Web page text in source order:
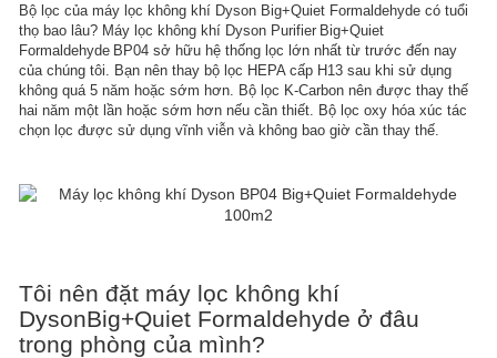
Bộ lọc của máy lọc không khí Dyson Big+Quiet Formaldehyde có tuổi
thọ bao lâu?​ Máy lọc không khí Dyson Purifier Big+Quiet
Formaldehyde BP04 sở hữu hệ thống lọc lớn nhất từ trước đến nay
của chúng tôi. Bạn nên thay bộ lọc HEPA cấp H13 sau khi sử dụng
không quá 5 năm hoặc sớm hơn. Bộ lọc K-Carbon nên được thay thế
hai năm một lần hoặc sớm hơn nếu cần thiết. Bộ lọc oxy hóa xúc tác
chọn lọc được sử dụng vĩnh viễn và không bao giờ cần thay thế.​
Tôi nên đặt máy lọc không khí
DysonBig+Quiet Formaldehyde ở đâu
trong phòng của mình?​